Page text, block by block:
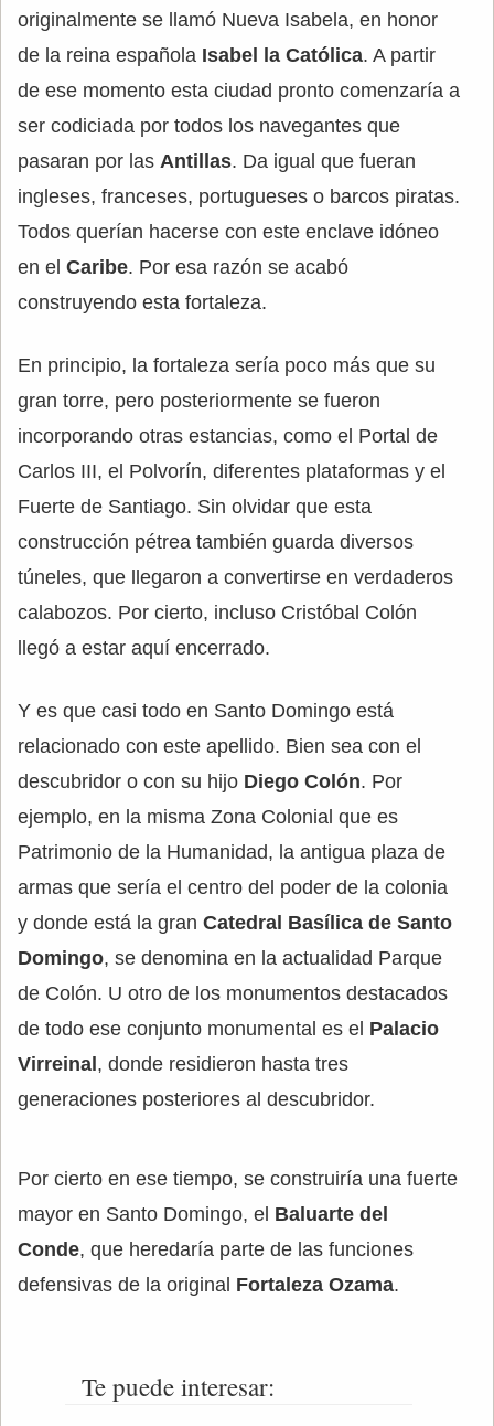
originalmente se llamó Nueva Isabela, en honor
de la reina española Isabel la Católica. A partir
de ese momento esta ciudad pronto comenzaría a
ser codiciada por todos los navegantes que
pasaran por las Antillas. Da igual que fueran
ingleses, franceses, portugueses o barcos piratas.
Todos querían hacerse con este enclave idóneo
en el Caribe. Por esa razón se acabó
construyendo esta fortaleza.
En principio, la fortaleza sería poco más que su
gran torre, pero posteriormente se fueron
incorporando otras estancias, como el Portal de
Carlos III, el Polvorín, diferentes plataformas y el
Fuerte de Santiago. Sin olvidar que esta
construcción pétrea también guarda diversos
túneles, que llegaron a convertirse en verdaderos
calabozos. Por cierto, incluso Cristóbal Colón
llegó a estar aquí encerrado.
Y es que casi todo en Santo Domingo está
relacionado con este apellido. Bien sea con el
descubridor o con su hijo Diego Colón. Por
ejemplo, en la misma Zona Colonial que es
Patrimonio de la Humanidad, la antigua plaza de
armas que sería el centro del poder de la colonia
y donde está la gran Catedral Basílica de Santo
Domingo, se denomina en la actualidad Parque
de Colón. U otro de los monumentos destacados
de todo ese conjunto monumental es el Palacio
Virreinal, donde residieron hasta tres
generaciones posteriores al descubridor.
Por cierto en ese tiempo, se construiría una fuerte
mayor en Santo Domingo, el Baluarte del
Conde, que heredaría parte de las funciones
defensivas de la original Fortaleza Ozama.
Te puede interesar: